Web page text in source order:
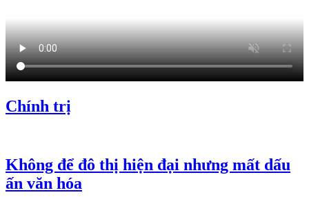
Chính trị
Không để đô thị hiện đại nhưng mất dấu
ấn văn hóa